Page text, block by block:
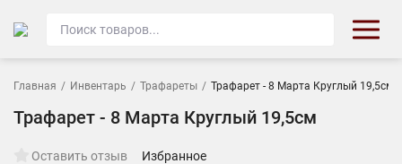
Главная / Инвентарь / Трафареты / Трафарет - 8 Марта Круглый 19,5см
Трафарет - 8 Марта Круглый 19,5см
Оставить отзыв Избранное